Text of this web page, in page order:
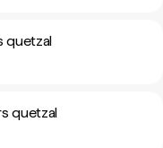
quetzal
quetzal